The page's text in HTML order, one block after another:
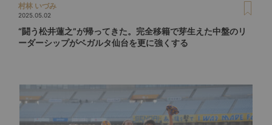
村林 いづみ
2025.05.02
“闘う松井蓮之”が帰ってきた。完全移籍で芽生えた中盤のリ
ーダーシップがベガルタ仙台を更に強くする